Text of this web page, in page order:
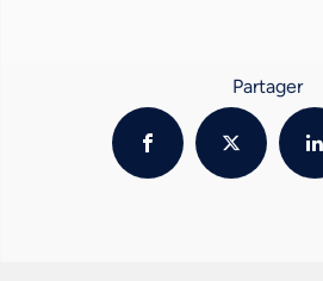
Partager